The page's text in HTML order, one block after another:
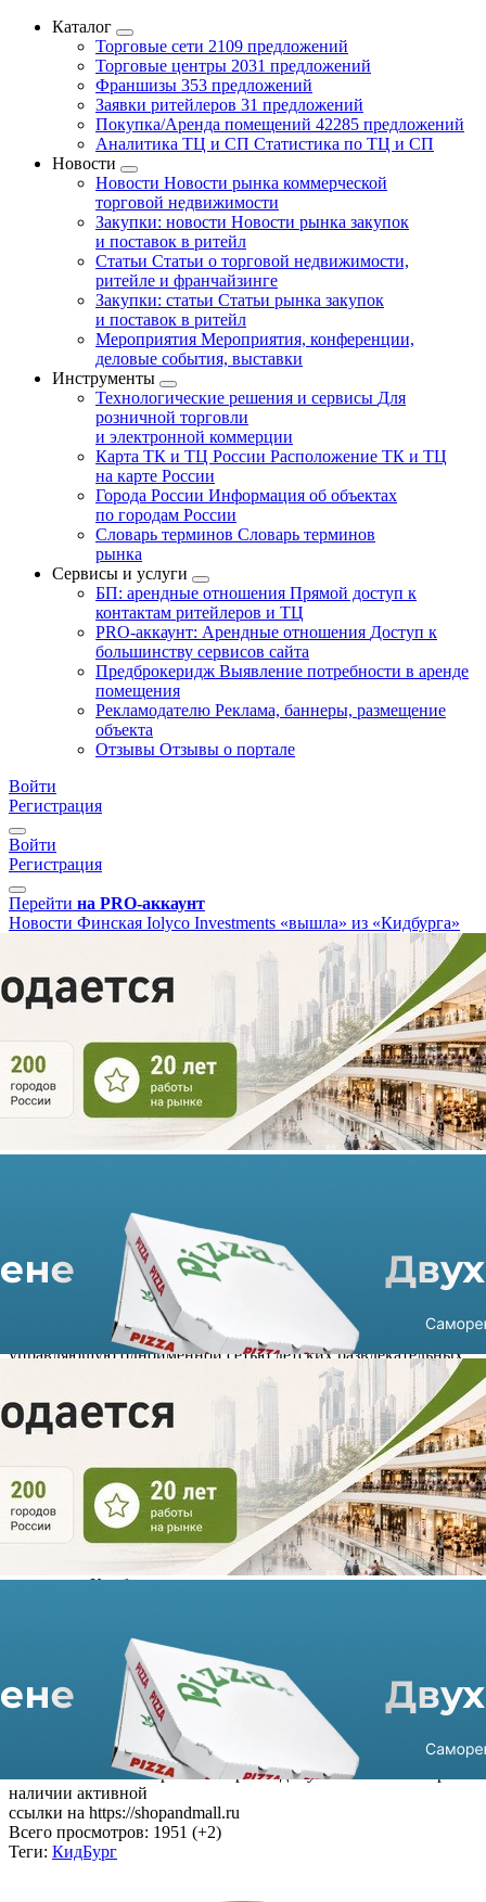
Каталог
Торговые сети 2109 предложений
Торговые центры 2031 предложений
Франшизы 353 предложений
Заявки ритейлеров 31 предложений
Покупка/Аренда помещений 42285 предложений
Аналитика ТЦ и СП Статистика по ТЦ и СП
Новости
Новости Новости рынка коммерческой
торговой недвижимости
Закупки: новости Новости рынка закупок
и поставок в ритейл
Статьи Статьи о торговой недвижимости,
ритейле и франчайзинге
Закупки: статьи Статьи рынка закупок
и поставок в ритейл
Мероприятия Мероприятия, конференции,
деловые события, выставки
Инструменты
Технологические решения и сервисы Для
розничной торговли
и электронной коммерции
Карта ТК и ТЦ России Расположение ТК и ТЦ
на карте России
Города России Информация об объектах
по городам России
Словарь терминов Словарь терминов
рынка
Сервисы и услуги
БП: арендные отношения Прямой доступ к
контактам ритейлеров и ТЦ
PRO-аккаунт: Арендные отношения Доступ к
большинству сервисов сайта
Предброкеридж Выявление потребности в аренде
помещения
Рекламодателю Реклама, баннеры, размещение
объекта
Отзывы Отзывы о портале
Войти
Регистрация
Войти
Регистрация
Перейти на PRO-аккаунт
Новости Финская Iolyco Investments «вышла» из «Кидбурга»
«вышла» из «Кидбурга»
14.02.2023 г. в 15:34
Инвестфонд Iolyco Investments продал фирму «Кидбург»,
управляющую одноименной сетью детских развлекательных
центров. Покупателям выступила компания «ОБМК инвест».
По данным экспертов рынка, сумма сделки могла составить
$1 млн.
Стоит отметить, что 40% в Iolyco Investments принадлежали
финскому инвестиционному фонду CapMan II, остальные,
возможно, принадлежали Оксане Орловой и Виталию
Манцеву, основателям сети.
Владельцами «ОБМК инвестом» также являются Оксана
Орлова, Виталий Манцев и Эльвира Крылова, генеральный
На данный момент в сеть «Кидбург» входят 20
развлекательных центра, два из которых расположены в
Казахстане. В скором времени компания запустит три точки с
Магнитогорске.
*Фото: kidsreview.ru
Источник: Ведомости
Использование материалов портала допускается только при
наличии активной
ссылки на https://shopandmall.ru
Всего просмотров: 1951 (+2)
Теги: КидБург